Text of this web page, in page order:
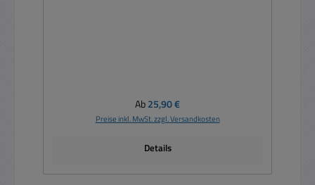
Regulärer Preis:
Ab25,90 €
Preise inkl. MwSt. zzgl. Versandkosten
Details